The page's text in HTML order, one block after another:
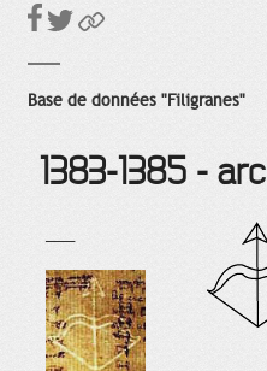
Base de données "Filigranes"
1383-1385 - arc